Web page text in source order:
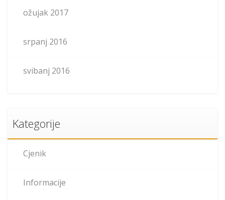
ožujak 2017
srpanj 2016
svibanj 2016
Kategorije
Cjenik
Informacije